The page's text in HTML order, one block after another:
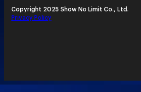
Copyright 2025 Show No Limit Co., Ltd.
Privacy Policy